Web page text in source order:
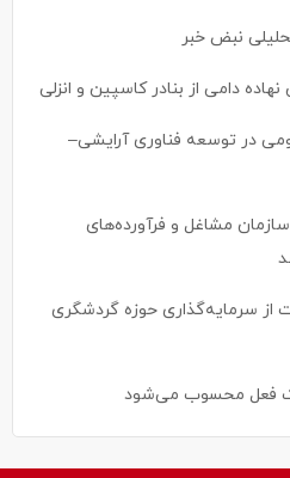
نبض خبر
در توسعه فناوری آرایشی–
مشاغل و فرآورده‌های
از سرمایه‌گذاری حوزه گردشگری
فعل محسوب می‌شود